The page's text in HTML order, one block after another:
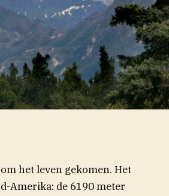
het leven gekomen. Het
Amerika: de 6190 meter